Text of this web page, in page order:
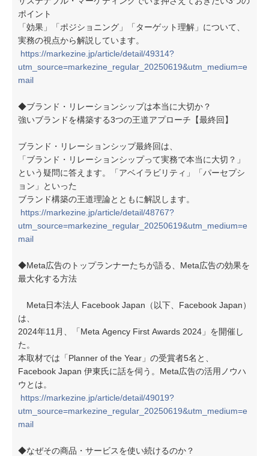
ポイント
「効果」「ポジショニング」「ターゲット理解」について、
実務の視点から解説しています。
https://markezine.jp/article/detail/49314?
utm_source=markezine_regular_20250619&utm_medium=e
mail
◆ブランド・リレーションシップは本当に大切か？
強いブランドを構築する3つの王道アプローチ【最終回】
ブランド・リレーションシップ最終回は、
「ブランド・リレーションシップって実務で本当に大切？」
という疑問に答えます。「アベイラビリティ」「パーセプシ
ョン」といった
ブランド構築の王道理論とともに解説します。
https://markezine.jp/article/detail/48767?
utm_source=markezine_regular_20250619&utm_medium=e
mail
◆Meta広告のトップランナーたちが語る、Meta広告の効果を
最大化する方法
Meta日本法人 Facebook Japan（以下、Facebook Japan）
は、
2024年11月、「Meta Agency First Awards 2024」を開催し
た。
本取材では「Planner of the Year」の受賞者5名と、
Facebook Japan 伊東氏に話を伺う。Meta広告の活用ノウハ
ウとは。
https://markezine.jp/article/detail/49019?
utm_source=markezine_regular_20250619&utm_medium=e
mail
◆なぜその商品・サービスを使い続けるのか？